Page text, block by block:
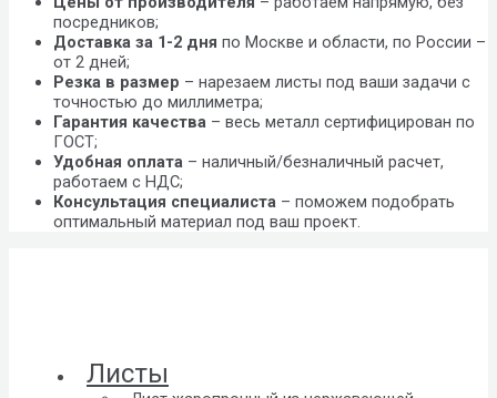
посредников;
Доставка за 1-2 дня по Москве и области, по России –
от 2 дней;
Резка в размер – нарезаем листы под ваши задачи с
точностью до миллиметра;
Гарантия качества – весь металл сертифицирован по
ГОСТ;
Удобная оплата – наличный/безналичный расчет,
работаем с НДС;
Консультация специалиста – поможем подобрать
оптимальный материал под ваш проект.
Листы